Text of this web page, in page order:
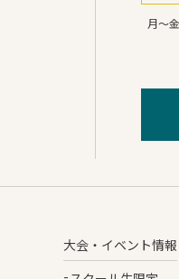
月～
大会・イベント情報